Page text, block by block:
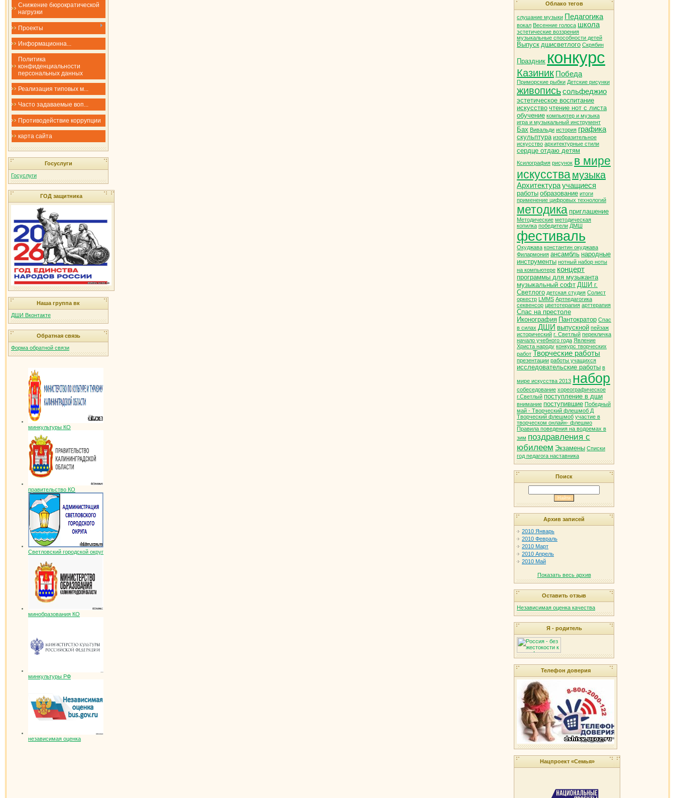
Снижение бюрократической
нагрузки
Проекты
​​​​​​​Информационна...
Политика
конфиденциальности
персональных данных
Реализация типовых м...
Часто задаваемые воп...
Противодействие коррупции
карта сайта
Госуслуги
Госуслуги
ГОД защитника
Наша группа вк
ДШИ Вконтакте
Обратная связь
Форма обратной связи
минкультуры КО
правительство КО
Светловский городской округ
минобразования КО
минкультуры РФ
независимая оценка
Облако тегов
слушание музыки Педагогика
вокал Весенние голоса школа
эстетические воззрения
музыкальные способности детей
Выпуск дшисветлого Скрябин
Праздник конкурс
Казиник Победа
Приморские рыбки Детские рисунки
живописьсольфеджио
эстетическое воспитание
искусство чтение нот с листа
обучение компьютер и музыка
игра и музыкальный инструмент
Бах Вивальди история графика
скульптура изобразительное
искусство архитектурные стили
сердце отдаю детям
Ксилография рисунок в мире
искусствамузыка
Архитектураучащиеся
работы образование итоги
применение цифровых технологий
методика приглашение
Методические методическая
копилка победители ДМШ
фестиваль
Окуджава константин окуджава
Филармония ансамбль народные
инструменты нотный набор ноты
на компьютере концерт
программы для музыканта
музыкальный софт ДШИ г.
Светлого детская студия Солист
оркестр LMMS Артпедагогика
секвенсор цветотерапия арттерапия
Спас на престоле
Иконография Пантократор Спас
в силах ДШИ выпускной пейзаж
исторический г. Светлый перекличка
начало учебного года Явление
Христа народу конкурс творческих
работ Творческие работы
презентации работы учащихся
исследовательские работы в
мире искусства 2013 набор
собеседование хореографическое
г.Светлый поступление в дши
внимание поступившие Победный
май - Творческий флешмоб Д
Творческий флешмоб участие в
творческом онлайн- флешмо
Правила поведения на водоемах в
зим поздравления с
юбилеем Экзамены Списки
год педагога наставника
Поиск
Архив записей
2010 Январь
2010 Февраль
2010 Март
2010 Апрель
2010 Май
Показать весь архив
Оставить отзыв
Независимая оценка качества
Я - родитель
Телефон доверия
Нацпроект «Семья»